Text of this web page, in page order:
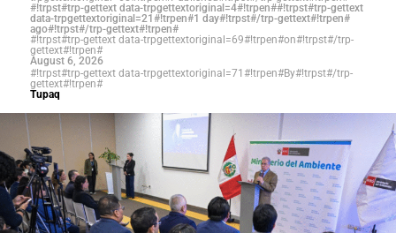
#!trpst#trp-gettext data-trpgettextoriginal=4#!trpen##!trpst#trp-gettext
data-trpgettextoriginal=21#!trpen#1 day#!trpst#/trp-gettext#!trpen#
ago#!trpst#/trp-gettext#!trpen#
#!trpst#trp-gettext data-trpgettextoriginal=69#!trpen#on#!trpst#/trp-
gettext#!trpen#
August 6, 2026
#!trpst#trp-gettext data-trpgettextoriginal=71#!trpen#By#!trpst#/trp-
gettext#!trpen#
Tupaq